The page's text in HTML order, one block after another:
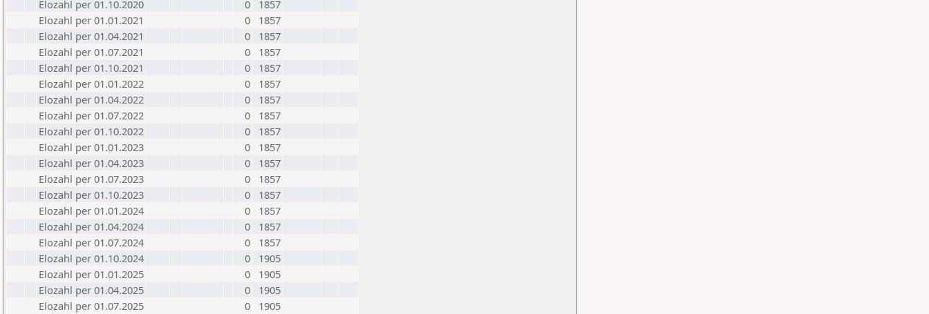
Elozahl per 01.10.2020
0
1857
Elozahl per 01.01.2021
0
1857
Elozahl per 01.04.2021
0
1857
Elozahl per 01.07.2021
0
1857
Elozahl per 01.10.2021
0
1857
Elozahl per 01.01.2022
0
1857
Elozahl per 01.04.2022
0
1857
Elozahl per 01.07.2022
0
1857
Elozahl per 01.10.2022
0
1857
Elozahl per 01.01.2023
0
1857
Elozahl per 01.04.2023
0
1857
Elozahl per 01.07.2023
0
1857
Elozahl per 01.10.2023
0
1857
Elozahl per 01.01.2024
0
1857
Elozahl per 01.04.2024
0
1857
Elozahl per 01.07.2024
0
1857
Elozahl per 01.10.2024
0
1905
Elozahl per 01.01.2025
0
1905
Elozahl per 01.04.2025
0
1905
Elozahl per 01.07.2025
0 1905